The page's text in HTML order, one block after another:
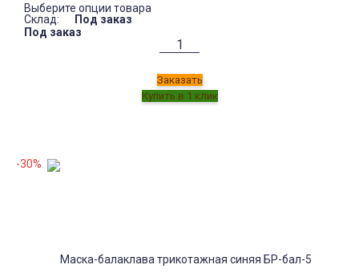
Выберите опции товара
Склад:
Под заказ
Под заказ
Заказать
-30%